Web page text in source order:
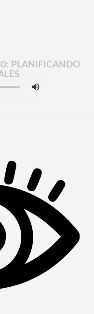
PLANIFICANDO